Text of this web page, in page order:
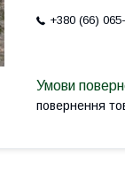
+380 (66)
повернення